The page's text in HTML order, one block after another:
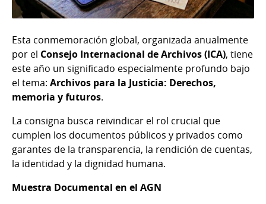
Esta conmemoración global, organizada anualmente
por el Consejo Internacional de Archivos (ICA), tiene
este año un significado especialmente profundo bajo
el tema: Archivos para la Justicia: Derechos,
memoria y futuros.
La consigna busca reivindicar el rol crucial que
cumplen los documentos públicos y privados como
garantes de la transparencia, la rendición de cuentas,
la identidad y la dignidad humana.
Muestra Documental en el AGN